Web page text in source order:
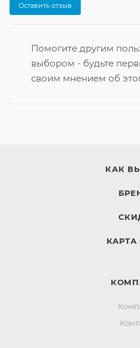
Оставить отзыв
Помогите другим
выбором - будьте
своим мнением об
КАК
КАРТА